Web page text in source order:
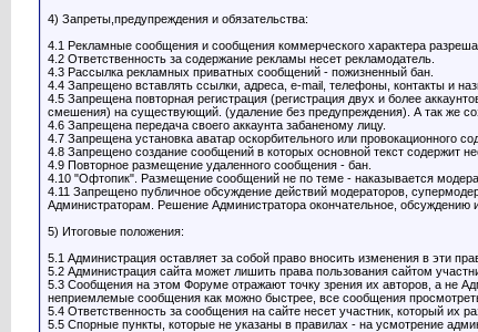
4) Запреты,предупреждения и обязательства:
4.1 Рекламные сообщения и сообщения коммерческого характера
4.2 Ответственность за содержание рекламы несет рекламодатель.
4.3 Рассылка рекламных приватных сообщений - пожизненный бан.
4.4 Запрещено вставлять ссылки, адреса, e-mail, телефоны, контакты и
4.5 Запрещена повторная регистрация (регистрация двух и более
смешения) на существующий. (удаление без предупреждения). А так же
4.6 Запрещена передача своего аккаунта забаненому лицу.
4.7 Запрещена установка аватар оскорбительного или провокационного
4.8 Запрещено создание сообщений в которых основной текст содержит
4.9 Повторное размещение удаленного сообщения - бан.
4.10 "Офтопик". Размещение сообщений не по теме - наказывается
4.11 Запрещено публичное обсуждение действий модераторов,
Администраторам. Решение Администратора окончательное, обсуждению
5) Итоговые положения:
5.1 Администрация оставляет за собой право вносить изменения в эти
5.2 Администрация сайта может лишить права пользования сайтом
5.3 Сообщения на этом Форуме отражают точку зрения их авторов, а не
неприемлемые сообщения как можно быстрее, все сообщения
5.4 Ответственность за сообщения на сайте несет участник, который их
5.5 Спорные пункты, которые не указаны в правилах - на усмотрение